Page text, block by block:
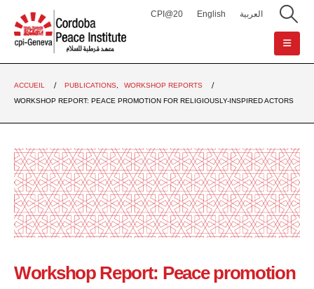
CPI@20 English العربية
ACCUEIL PUBLICATIONS
WORKSHOP REPORTS
WORKSHOP REPORT: PEACE PROMOTION FOR RELIGIOUSLY-INSPIRED ACTORS
Workshop Report: Peace promotion